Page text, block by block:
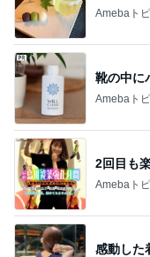
Amebaト
靴の中に
Amebaト
2回目も
Amebaト
感動した